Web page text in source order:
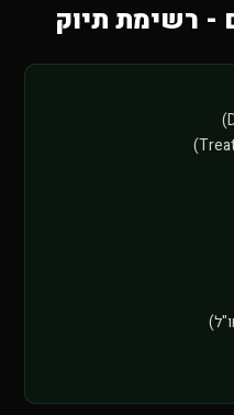
- רשימת תיוק